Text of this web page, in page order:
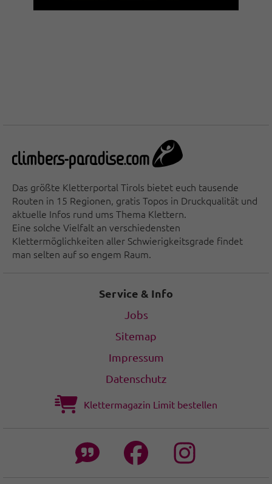
Das größte Kletterportal Tirols bietet euch tausende
Routen in 15 Regionen, gratis Topos in Druckqualität und
aktuelle Infos rund ums Thema Klettern.
Eine solche Vielfalt an verschiedensten
Klettermöglichkeiten aller Schwierigkeitsgrade findet
man selten auf so engem Raum.
Service & Info
Jobs
Sitemap
Impressum
Datenschutz
Klettermagazin Limit bestellen